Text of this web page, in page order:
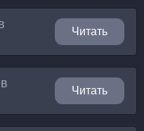
Читать
Читать